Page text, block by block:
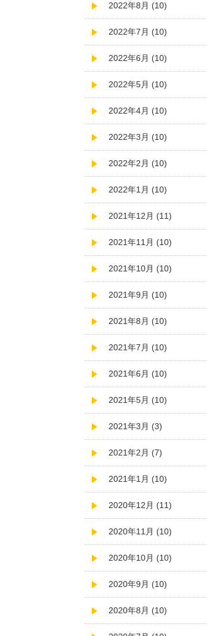
2022年8月 (10)
2022年7月 (10)
2022年6月 (10)
2022年5月 (10)
2022年4月 (10)
2022年3月 (10)
2022年2月 (10)
2022年1月 (10)
2021年12月 (11)
2021年11月 (10)
2021年10月 (10)
2021年9月 (10)
2021年8月 (10)
2021年7月 (10)
2021年6月 (10)
2021年5月 (10)
2021年3月 (3)
2021年2月 (7)
2021年1月 (10)
2020年12月 (11)
2020年11月 (10)
2020年10月 (10)
2020年9月 (10)
2020年8月 (10)